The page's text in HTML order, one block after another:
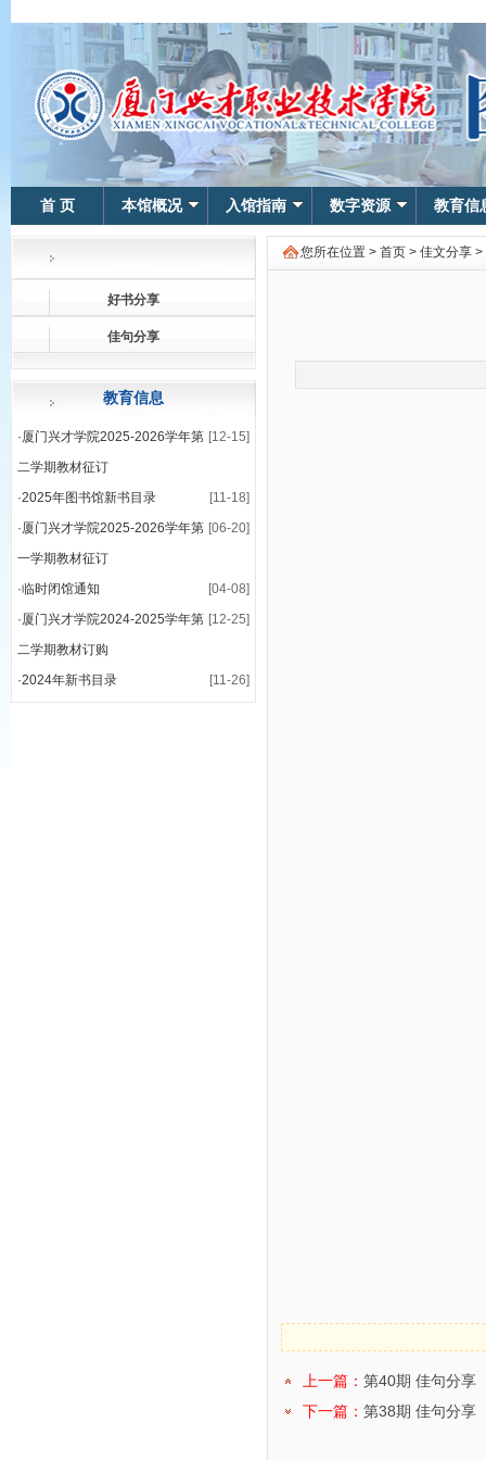
首 页 本馆概况 入馆指南 数字资源 教育信
好书分享
佳句分享
教育信息
[12-15]
·厦门兴才学院2025-2026学年第
二学期教材征订
[11-18]
·2025年图书馆新书目录
[06-20]
·厦门兴才学院2025-2026学年第
一学期教材征订
[04-08]
·临时闭馆通知
[12-25]
·厦门兴才学院2024-2025学年第
二学期教材订购
[11-26]
·2024年新书目录
您所在位置 > 首页 > 佳文分享 >
上一篇： 第40期 佳句分享
下一篇： 第38期 佳句分享